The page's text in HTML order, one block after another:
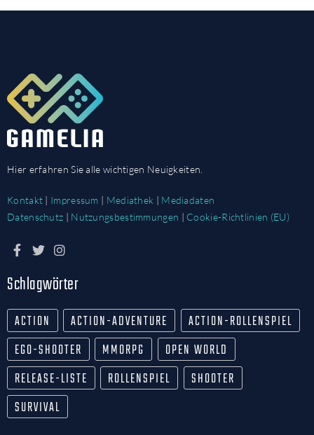
Hier erfahren Sie alle wichtigen Neuigkeiten.
Kontakt | Impressum | Mediathek | Mediadaten
Datenschutz | Nutzungsbestimmungen | Cookie-Richtlinien (EU)
Schlagwörter
ACTION ACTION-ADVENTURE
ACTION-ROLLENSPIEL
EGO-SHOOTER
MMORPG
OPEN WORLD
RELEASE-LISTE
ROLLENSPIEL
SHOOTER
SURVIVAL